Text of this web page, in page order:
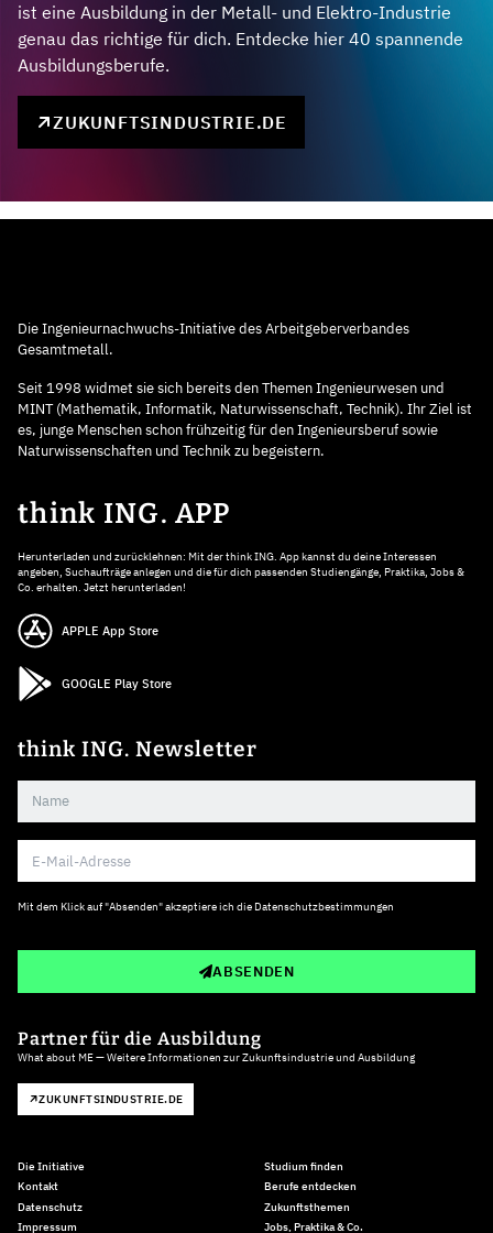
ist eine Ausbildung in der Metall- und Elektro-Industrie
genau das richtige für dich. Entdecke hier 40 spannende
Ausbildungsberufe.
ZUKUNFTSINDUSTRIE.DE
Die Ingenieurnachwuchs-Initiative des Arbeitgeberverbandes
Gesamtmetall.
Seit 1998 widmet sie sich bereits den Themen Ingenieurwesen und
MINT (Mathematik, Informatik, Naturwissenschaft, Technik). Ihr Ziel ist
es, junge Menschen schon frühzeitig für den Ingenieursberuf sowie
Naturwissenschaften und Technik zu begeistern.
think ING. APP
Herunterladen und zurücklehnen: Mit der think ING. App kannst du deine Interessen
angeben, Suchaufträge anlegen und die für dich passenden Studiengänge, Praktika, Jobs &
Co. erhalten. Jetzt herunterladen!
APPLE App Store
GOOGLE Play Store
think ING. Newsletter
Mit dem Klick auf "Absenden" akzeptiere ich die Datenschutzbestimmungen
ABSENDEN
Partner für die Ausbildung
What about ME — Weitere Informationen zur Zukunftsindustrie und Ausbildung
ZUKUNFTSINDUSTRIE.DE
Die Initiative
Kontakt
Datenschutz
Impressum
Studium finden
Berufe entdecken
Zukunftsthemen
Jobs, Praktika & Co.